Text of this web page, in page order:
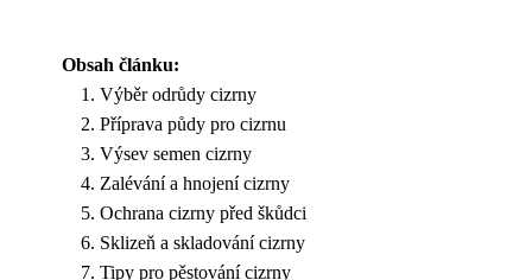
Obsah článku:
Výběr odrůdy cizrny
Příprava půdy pro cizrnu
Výsev semen cizrny
Zalévání a hnojení cizrny
Ochrana cizrny před škůdci
Sklizeň a skladování cizrny
Tipy pro pěstování cizrny